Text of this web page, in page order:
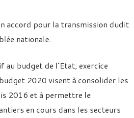
accord pour la transmission dudit
nationale.
budget de l’Etat, exercice
2020 visent à consolider les
2016 et à permettre le
en cours dans les secteurs